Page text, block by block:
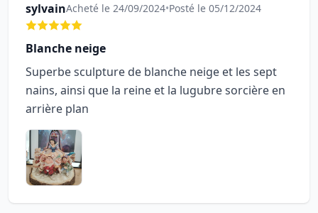
sylvainAcheté le 24/09/2024•Posté le 05/12/2024
Blanche neige
Superbe sculpture de blanche neige et les sept
nains, ainsi que la reine et la lugubre sorcière en
arrière plan